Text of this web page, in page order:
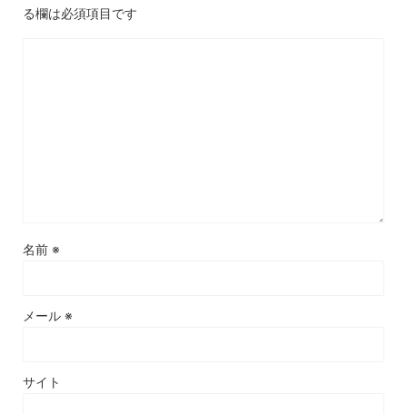
る欄は必須項目です
名前 ※
メール ※
サイト